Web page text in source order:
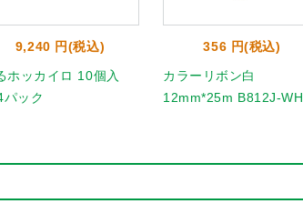
9,240 円(税込)
ホッカイロ 10個入
パック
356 円(税込)
カラーリボン白
12mm*25m B812J-WH